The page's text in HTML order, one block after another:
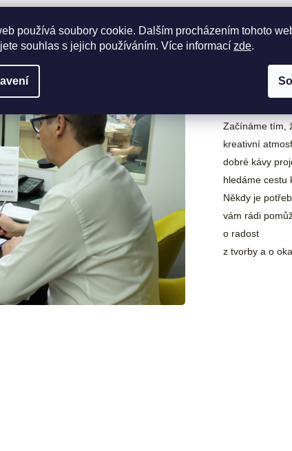
používá soubory cookie. Dalším procházením tohoto
souhlas s jejich používáním. Více informací zde.
Začínáme tím,
kreativní
dobré kávy
hledáme cestu
Někdy je
vám rádi
o radost
z tvorby a o